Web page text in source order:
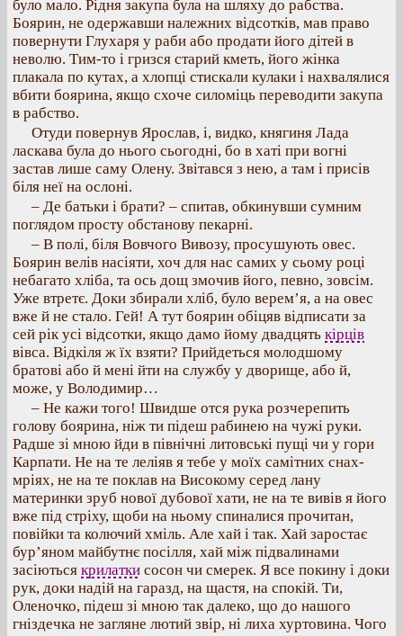
було мало. Рідня закупа була на шляху до рабства.
Боярин, не одержавши належних відсотків, мав право
повернути Глухаря у раби або продати його дітей в
неволю. Тим-то і гризся старий кметь, його жінка
плакала по кутах, а хлопці стискали кулаки і нахвалялися
вбити боярина, якщо схоче силоміць переводити закупа
в рабство.
Отуди повернув Ярослав, і, видко, княгиня Лада
ласкава була до нього сьогодні, бо в хаті при вогні
застав лише саму Олену. Звітався з нею, а там і присів
біля неї на ослоні.
– Де батьки і брати? – спитав, обкинувши сумним
поглядом просту обстанову пекарні.
– В полі, біля Вовчого Вивозу, просушують овес.
Боярин велів насіяти, хоч для нас самих у сьому році
небагато хліба, та ось дощ змочив його, певно, зовсім.
Уже втретє. Доки збирали хліб, було верем’я, а на овес
вже й не стало. Гей! А тут боярин обіцяв відписати за
сей рік усі відсотки, якщо дамо йому двадцять кірців
вівса. Відкіля ж їх взяти? Прийдеться молодшому
братові або й мені йти на службу у дворище, або й,
може, у Володимир…
– Не кажи того! Швидше отся рука розчерепить
голову боярина, ніж ти підеш рабинею на чужі руки.
Радше зі мною йди в північні литовські пущі чи у гори
Карпати. Не на те леліяв я тебе у моїх самітних снах-
мріях, не на те поклав на Високому серед лану
материнки зруб нової дубової хати, не на те вивів я його
вже під стріху, щоби на ньому спиналися прочитан,
повійки та колючий хміль. Але хай і так. Хай заростає
бур’яном майбутнє посілля, хай між підвалинами
засіються крилатки сосон чи смерек. Я все покину і доки
рук, доки надій на гаразд, на щастя, на спокій. Ти,
Оленочко, підеш зі мною так далеко, що до нашого
гніздечка не загляне лютий звір, ні лиха хуртовина. Чого